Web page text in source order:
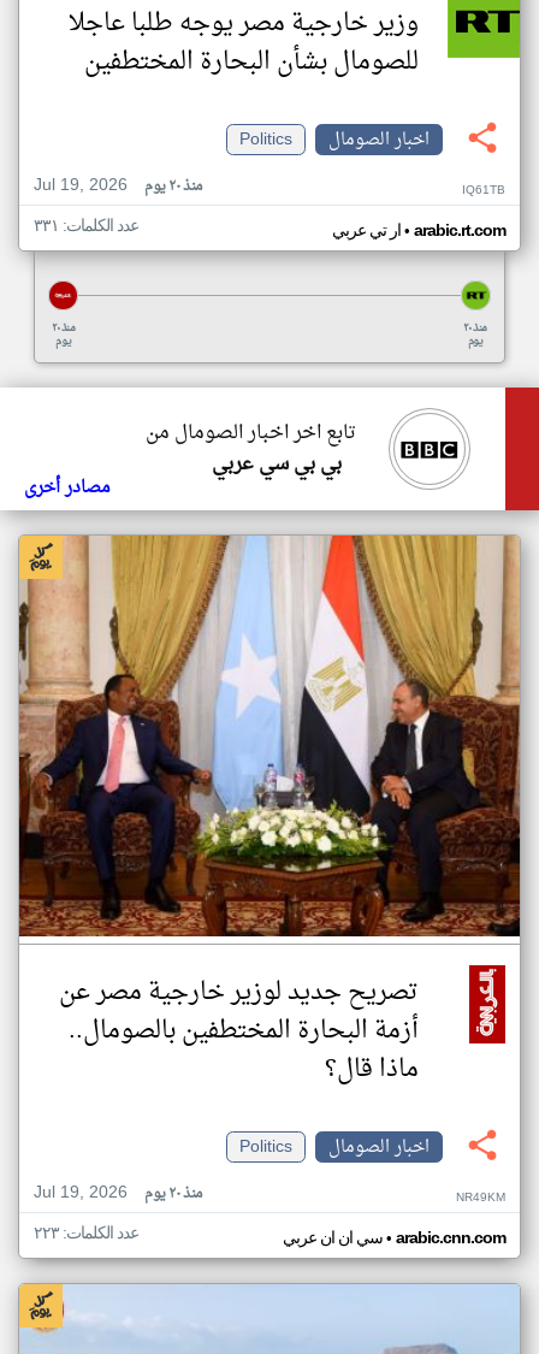
وزير خارجية مصر يوجه طلبا عاجلا
للصومال بشأن البحارة المختطفين
اخبار الصومال
Politics
Jul 19, 2026
منذ ٢٠ يوم IQ61TB
ار تي عربي• arabic.rt.com عدد الكلمات: ٣٣١
منذ ٢٠
يوم
منذ ٢٠
يوم
تابع اخر اخبار الصومال من
بي بي سي عربي
مصادر أخرى
تصريح جديد لوزير خارجية مصر عن
أزمة البحارة المختطفين بالصومال..
ماذا قال؟
اخبار الصومال
Politics
Jul 19, 2026
منذ ٢٠ يوم NR49KM
سي ان ان عربي• arabic.cnn.com عدد الكلمات: ٢٢٣